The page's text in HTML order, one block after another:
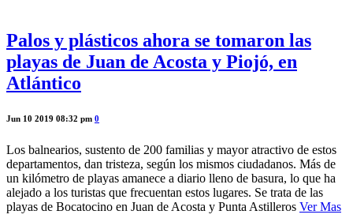
Palos y plásticos ahora se tomaron las
playas de Juan de Acosta y Piojó, en
Atlántico
Jun 10 2019 08:32 pm 0
Los balnearios, sustento de 200 familias y mayor atractivo de estos
departamentos, dan tristeza, según los mismos ciudadanos. Más de
un kilómetro de playas amanece a diario lleno de basura, lo que ha
alejado a los turistas que frecuentan estos lugares. Se trata de las
playas de Bocatocino en Juan de Acosta y Punta Astilleros Ver Mas